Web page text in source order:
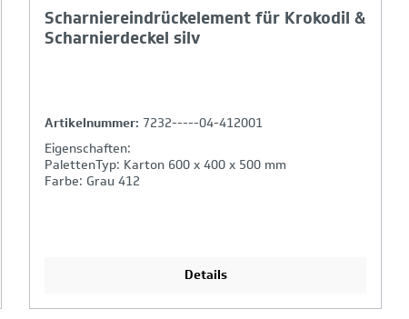
Scharniereindrückelement für Krokodil &
Scharnierdeckel silv
Artikelnummer: 7232-----04-412001
Eigenschaften:
PalettenTyp: Karton 600 x 400 x 500 mm
Farbe: Grau 412
Details